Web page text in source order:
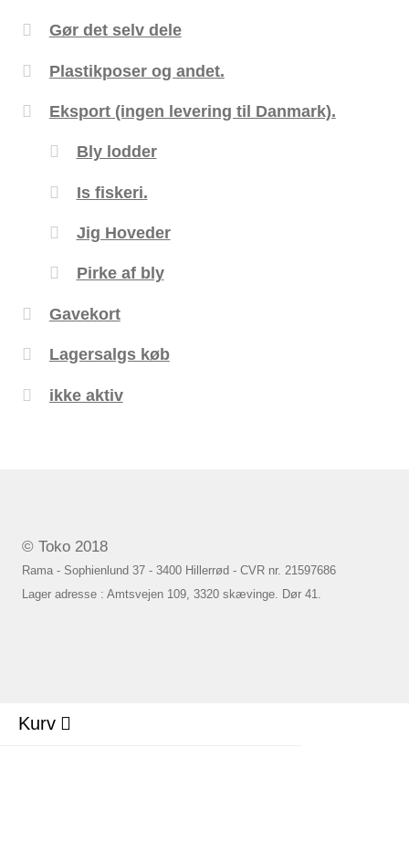
Gør det selv dele
Plastikposer og andet.
Eksport (ingen levering til Danmark).
Bly lodder
Is fiskeri.
Jig Hoveder
Pirke af bly
Gavekort
Lagersalgs køb
ikke aktiv
© Toko 2018
Rama - Sophienlund 37 - 3400 Hillerrød - CVR nr. 21597686
Lager adresse : Amtsvejen 109, 3320 skævinge. Dør 41.
Kurv